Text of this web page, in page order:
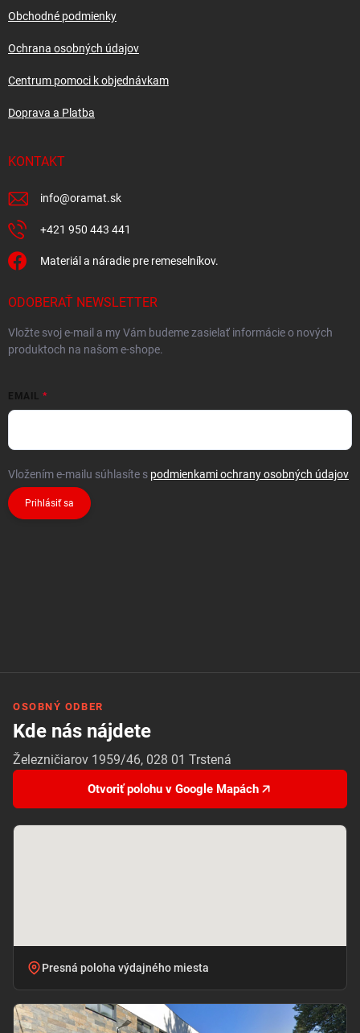
Obchodné podmienky
Ochrana osobných údajov
Centrum pomoci k objednávkam
Doprava a Platba
KONTAKT
info@oramat.sk
+421 950 443 441
Materiál a náradie pre remeselníkov.
ODOBERAŤ NEWSLETTER
Vložte svoj e-mail a my Vám budeme zasielať informácie o nových
produktoch na našom e-shope.
EMAIL
Vložením e-mailu súhlasíte s podmienkami ochrany osobných údajov
Prihlásiť sa
OSOBNÝ ODBER
Kde nás nájdete
Železničiarov 1959/46, 028 01 Trstená
Otvoriť polohu v Google Mapách
Presná poloha výdajného miesta